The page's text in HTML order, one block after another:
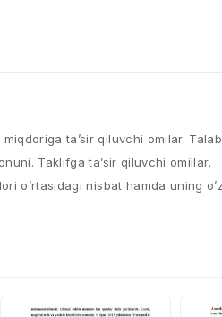
ta’sir qiluvchi omilar.
Taklifga ta’sir qiluvchi omillar.
o’rtasidagi nisbat hamda uning